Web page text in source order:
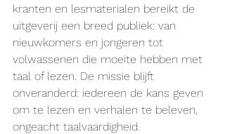
kranten en lesmaterialen bereikt de
uitgeverij een breed publiek: van
nieuwkomers en jongeren tot
volwassenen die moeite hebben met
taal of lezen. De missie blijft
onveranderd: iedereen de kans geven
om te lezen en verhalen te beleven,
ongeacht taalvaardigheid.